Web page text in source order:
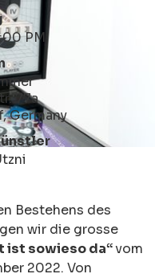
PM
77a
Germany
Bestehens des
wir die grosse
ist sowieso da“vom
2022. Von